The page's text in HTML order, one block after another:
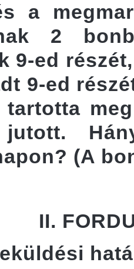
a
2
9-ed
9-ed
tartotta
jutott.
(A
II.